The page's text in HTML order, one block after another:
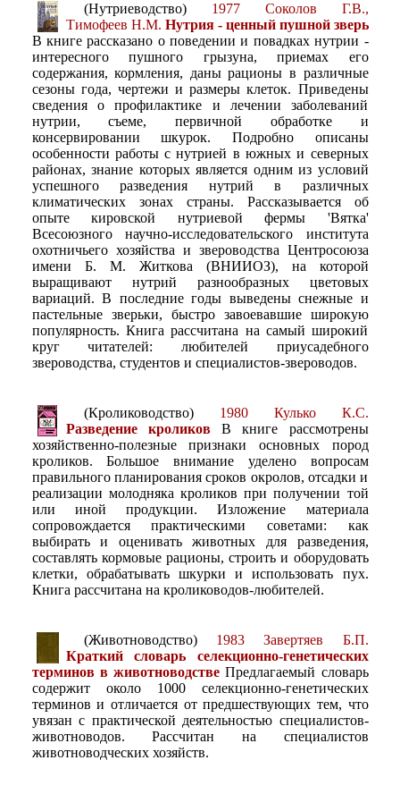
(Нутриеводство) 1977 Соколов Г.В.,
Тимофеев Н.М. Нутрия - ценный пушной зверь
В книге рассказано о поведении и повадках нутрии -
интересного пушного грызуна, приемах его
содержания, кормления, даны рационы в различные
сезоны года, чертежи и размеры клеток. Приведены
сведения о профилактике и лечении заболеваний
нутрии, съеме, первичной обработке и
консервировании шкурок. Подробно описаны
особенности работы с нутрией в южных и северных
районах, знание которых является одним из условий
успешного разведения нутрий в различных
климатических зонах страны. Рассказывается об
опыте кировской нутриевой фермы 'Вятка'
Всесоюзного научно-исследовательского института
охотничьего хозяйства и звероводства Центросоюза
имени Б. М. Житкова (ВНИИОЗ), на которой
выращивают нутрий разнообразных цветовых
вариаций. В последние годы выведены снежные и
пастельные зверьки, быстро завоевавшие широкую
популярность. Книга рассчитана на самый широкий
круг читателей: любителей приусадебного
звероводства, студентов и специалистов-звероводов.
(Кролиководство) 1980 Кулько К.С.
Разведение кроликовВ книге рассмотрены
хозяйственно-полезные признаки основных пород
кроликов. Большое внимание уделено вопросам
правильного планирования сроков окролов, отсадки и
реализации молодняка кроликов при получении той
или иной продукции. Изложение материала
сопровождается практическими советами: как
выбирать и оценивать животных для разведения,
составлять кормовые рационы, строить и оборудовать
клетки, обрабатывать шкурки и использовать пух.
Книга рассчитана на кролиководов-любителей.
(Животноводство) 1983 Завертяев Б.П.
Краткий словарь селекционно-генетических
терминов в животноводстве Предлагаемый словарь
содержит около 1000 селекционно-генетических
терминов и отличается от предшествующих тем, что
увязан с практической деятельностью специалистов-
животноводов. Рассчитан на специалистов
животноводческих хозяйств.